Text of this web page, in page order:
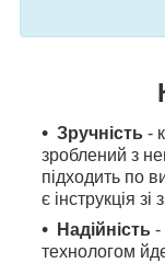
Зручність -
зроблений з
підходить по
є інструкція зі
Надійність -
технологом